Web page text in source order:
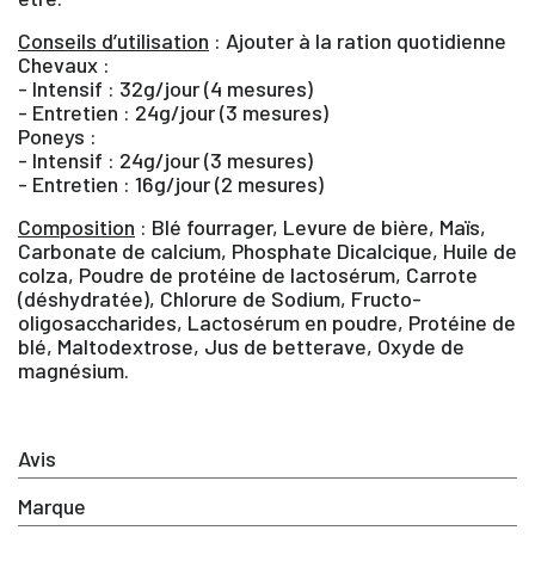
Avis
Marque
Conseils d’utilisation : Ajouter à la ration quotidienne
Chevaux :
- Intensif : 32g/jour (4 mesures)
- Entretien : 24g/jour (3 mesures)
Poneys :
- Intensif : 24g/jour (3 mesures)
- Entretien : 16g/jour (2 mesures)
Composition : Blé fourrager, Levure de bière, Maïs,
Carbonate de calcium, Phosphate Dicalcique, Huile de
colza, Poudre de protéine de lactosérum, Carrote
(déshydratée), Chlorure de Sodium, Fructo-
oligosaccharides, Lactosérum en poudre, Protéine de
blé, Maltodextrose, Jus de betterave, Oxyde de
magnésium.
Vous devez être connecté pour enregistrer des
produits dans votre liste d'envie
ANNULER